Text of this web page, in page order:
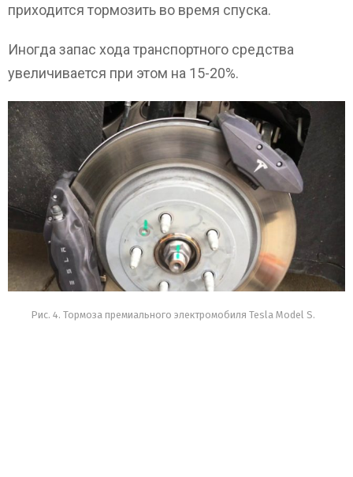
приходится тормозить во время спуска.
Иногда запас хода транспортного средства
увеличивается при этом на 15-20%.
Рис. 4. Тормоза премиального электромобиля Tesla Model S.